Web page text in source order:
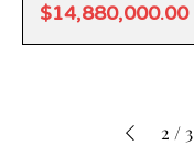
價格
$14,880,000.00
2 / 3